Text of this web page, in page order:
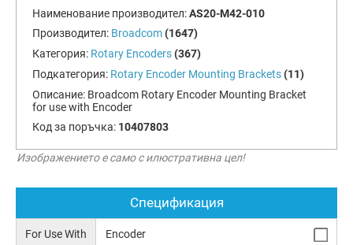
Наименование производител:AS20-M42-010
Производител: Broadcom (1647)
Категория: Rotary Encoders (367)
Подкатегория: Rotary Encoder Mounting Brackets (11)
Описание: Broadcom Rotary Encoder Mounting Bracket
for use with Encoder
Код за поръчка: 10407803
Изображението е само с илюстративна цел!
Спецификация
For Use With Encoder